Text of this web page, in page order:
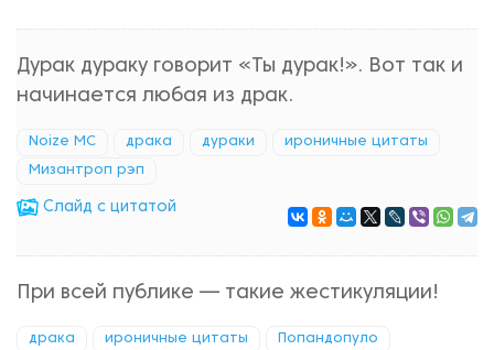
Дурак дураку говорит «Ты дурак!». Вот так и
начинается любая из драк.
Noize MC драка дураки ироничные цитаты
Мизантроп рэп
Cлайд с цитатой
При всей публике — такие жестикуляции!
драка ироничные цитаты Попандопуло